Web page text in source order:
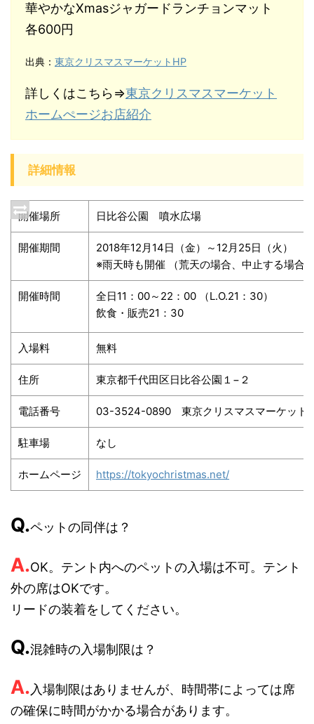
華やかなXmasジャガードランチョンマット
各600円
出典： 東京クリスマスマーケットHP
詳しくはこちら⇒東京クリスマスマーケット
ホームぺージお店紹介
詳細情報
開催場所 日比谷公園 噴水広場
開催期間
2018年12月14日（金）～12月25日（火）
※雨天時も開催 （荒天の場合、中止する場合
開催時間
全日11：00～22：00 （L.O.21：30）
飲食・販売21：30
入場料 無料
住所 東京都千代田区日比谷公園１−２
電話番号 03-3524-0890 東京クリスマスマーケット
駐車場 なし
ホームページ https://tokyochristmas.net/
Q.ペットの同伴は？
A.OK。テント内へのペットの入場は不可。テント
外の席はOKです。
リードの装着をしてください。
Q.混雑時の入場制限は？
A.入場制限はありませんが、時間帯によっては席
の確保に時間がかかる場合があります。